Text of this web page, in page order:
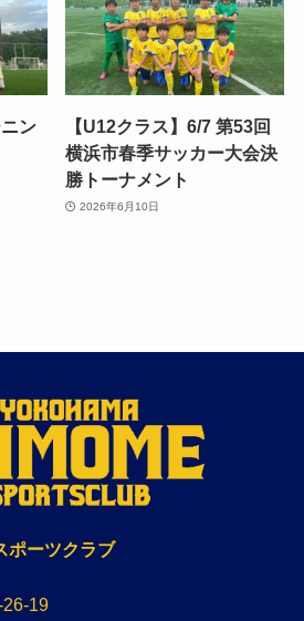
ン
【U12クラス】6/7 第53回
横浜市春季サッカー大会決
勝トーナメント
2026年6月10日
ポーツクラブ
19